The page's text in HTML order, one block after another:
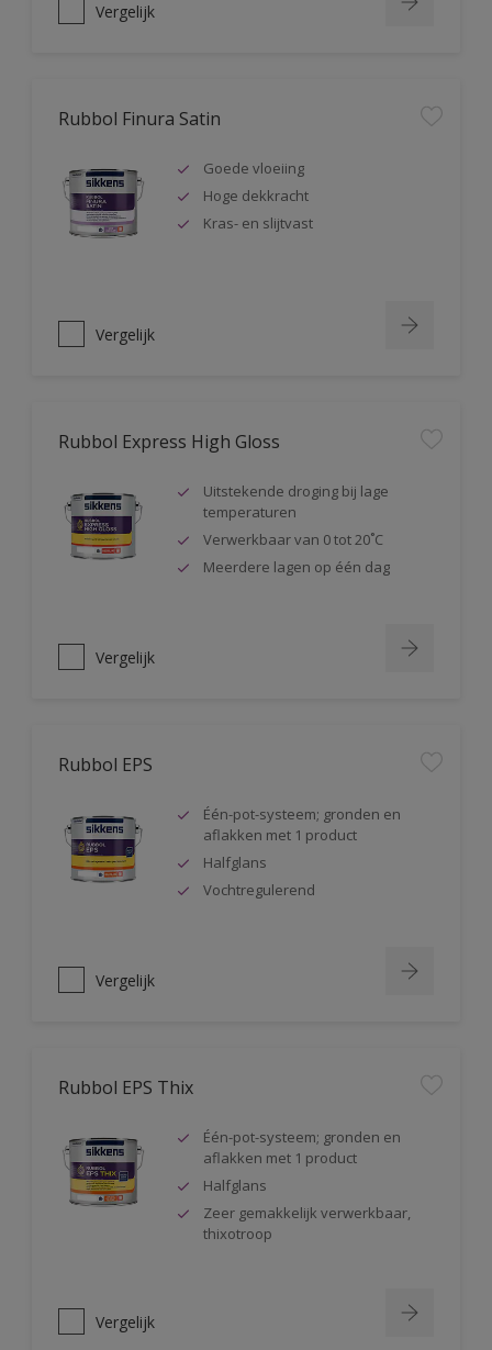
Vergelijk
Rubbol Finura Satin
Goede vloeiing
Hoge dekkracht
Kras- en slijtvast
Vergelijk
Rubbol Express High Gloss
Uitstekende droging bij lage
temperaturen
Verwerkbaar van 0 tot 20˚C
Meerdere lagen op één dag
Vergelijk
Rubbol EPS
Één-pot-systeem; gronden en
aflakken met 1 product
Halfglans
Vochtregulerend
Vergelijk
Rubbol EPS Thix
Één-pot-systeem; gronden en
aflakken met 1 product
Halfglans
Zeer gemakkelijk verwerkbaar,
thixotroop
Vergelijk